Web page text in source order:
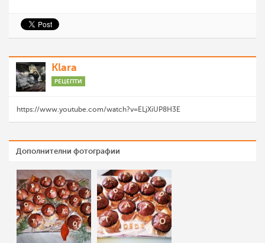
Klara
РЕЦЕПТИ
https://www.youtube.com/watch?v=ELjXiUP8H3E
Дополнителни фотографии